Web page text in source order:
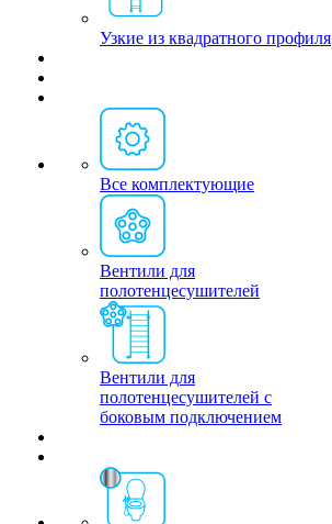
Узкие из квадратного профиля
Все комплектующие
Вентили для
полотенцесушителей
Вентили для
полотенцесушителей с
боковым подключением